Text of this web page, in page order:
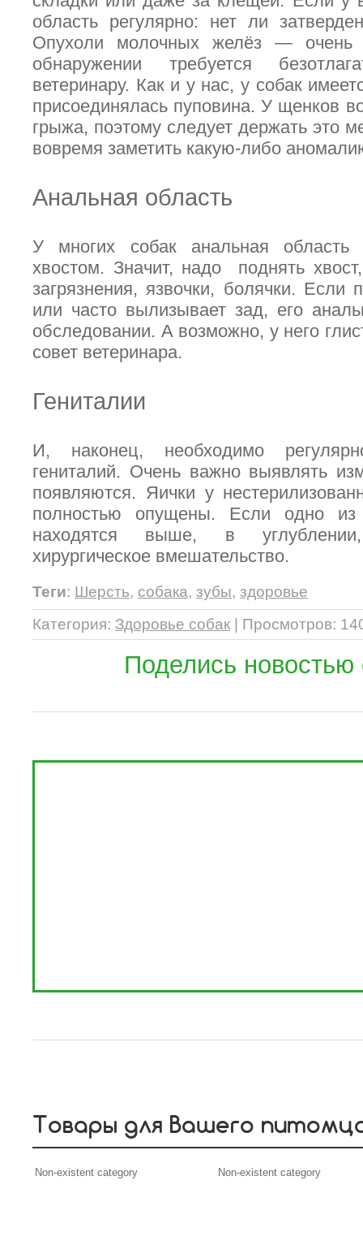
область регулярно: нет ли
Опухоли молочных желёз — очень
обнаружении требуется
ветеринару. Как и у нас, у собак
присоединялась пуповина. У щенков
грыжа, поэтому следует держать это
вовремя заметить какую-либо
Анальная область
У многих собак анальная область
хвостом. Значит, надо поднять
загрязнения, язвочки, болячки.
или часто вылизывает зад, его
обследовании. А возможно, у него
совет ветеринара.
Гениталии
И, наконец, необходимо
гениталий. Очень важно выявлять
появляются. Яички у
полностью опущены. Если одно
находятся выше, в
хирургическое вмешательство.
Теги: Шерсть, собака, зубы, здоровье
Категория: Здоровье собак Просмотров:
Поделись новостью
Товары для Вашего
Non-existent category Non-existent category